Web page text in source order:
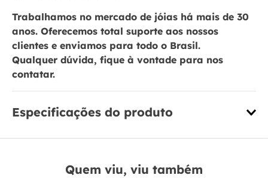
Trabalhamos no mercado de jóias há mais de 30
anos. Oferecemos total suporte aos nossos
clientes e enviamos para todo o Brasil.
Qualquer dúvida, fique à vontade para nos
contatar.
Especificações do produto
Quem viu, viu também